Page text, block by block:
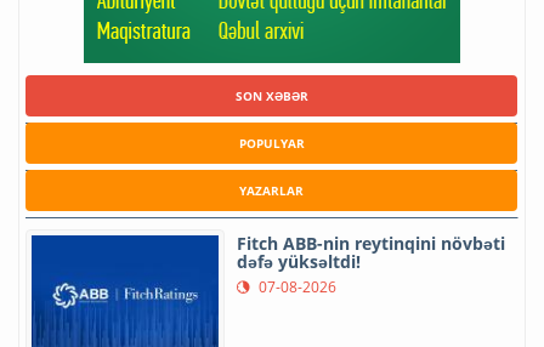
SON XƏBƏR
POPULYAR
YAZARLAR
Fitch ABB-nin reytinqini növbəti
dəfə yüksəltdi!
07-08-2026